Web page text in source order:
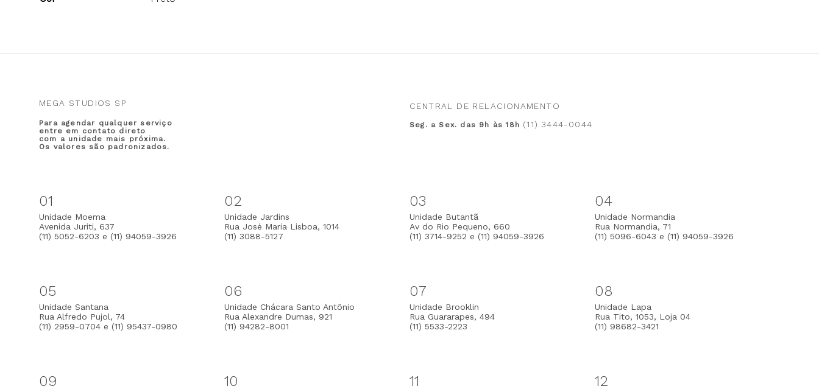
MEGA STUDIOS SP CENTRAL DE RELACIONAMENTO
Para agendar qualquer serviço
entre em contato direto
com a unidade mais próxima.
Os valores são padronizados.
Seg. a Sex. das 9h às 18h (11) 3444-0044
01
Unidade Moema
Avenida Juriti, 637
(11) 5052-6203 e (11) 94059-3926
02
Unidade Jardins
Rua José Maria Lisboa, 1014
(11) 3088-5127
03
Unidade Butantã
Av do Rio Pequeno, 660
(11) 3714-9252 e (11) 94059-3926
04
Unidade Normandia
Rua Normandia, 71
(11) 5096-6043 e (11) 94059-3926
05
Unidade Santana
Rua Alfredo Pujol, 74
(11) 2959-0704 e (11) 95437-0980
06
Unidade Chácara Santo Antônio
Rua Alexandre Dumas, 921
(11) 94282-8001
07
Unidade Brooklin
Rua Guararapes, 494
(11) 5533-2223
08
Unidade Lapa
Rua Tito, 1053, Loja 04
(11) 98682-3421
09 10 11 12